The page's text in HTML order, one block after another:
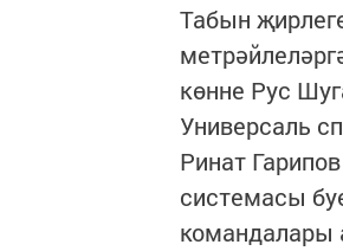
Табын
көнне Рус
Универсаль
Ринат
системасы
командалары